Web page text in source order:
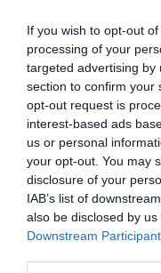
If you wish to opt-out
processing of your
targeted advertising by
section to confirm your
opt-out request is
interest-based ads
us or personal
your opt-out. You may
disclosure of your
IAB’s list of
also be disclosed by
Downstream
Las aplicaciones
penetrado de
industrial a una
reparación hasta
ámbito la
y tanto en el
nuevoMetal
casos de uso de
ventajas que
componentes,